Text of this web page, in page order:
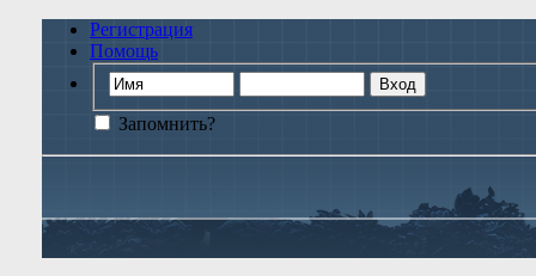
Регистрация
Помощь
Запомнить?